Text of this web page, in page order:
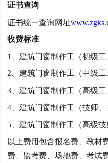
证书查询
证书统一查询网址
收费标准
1、建筑门窗制作工（初级工
2、建筑门窗制作工（中级工
3、建筑门窗制作工（高级工
4、建筑门窗制作工（技师、
5、建筑门窗制作工（高级技
以上费用包含报名费、教材
费、监考费、场地费、考试